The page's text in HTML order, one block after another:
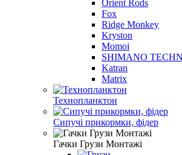
Orient Rods
Fox
Ridge Monkey
Kryston
Momoi
SHIMANO
Katran
Matrix
Технопланктон
Сипучі прикормки, фідер
Гачки Грузи Монтажі